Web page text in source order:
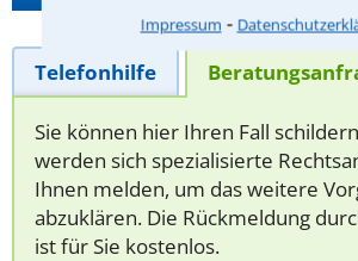
Impressum ⁃
Telefonhilfe
Sie können hier Ihren Fall
werden sich spezialisierte
Ihnen melden, um das weitere
abzuklären. Die Rückmeldung
ist für Sie kostenlos.